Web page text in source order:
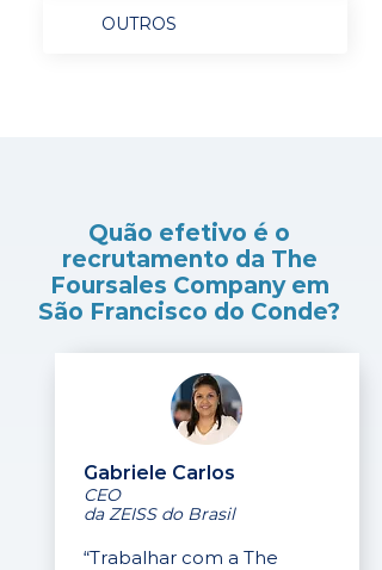
OUTROS
Quão efetivo é o
recrutamento da The
Foursales Company em
São Francisco do Conde?
Gabriele Carlos
CEO
da ZEISS do Brasil
“Trabalhar com a The